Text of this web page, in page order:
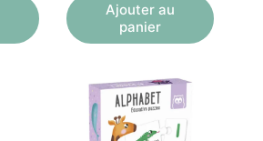
Ajouter au
panier